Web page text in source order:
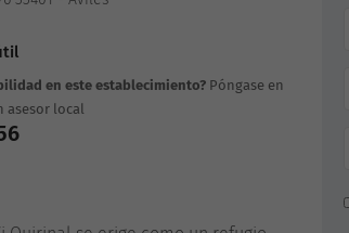
en este establecimiento? Póngase en
asesor local